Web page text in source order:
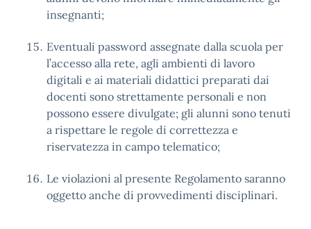
insegnanti;
Eventuali password assegnate dalla scuola per
l’accesso alla rete, agli ambienti di lavoro
digitali e ai materiali didattici preparati dai
docenti sono strettamente personali e non
possono essere divulgate; gli alunni sono tenuti
a rispettare le regole di correttezza e
riservatezza in campo telematico;
Le violazioni al presente Regolamento saranno
oggetto anche di provvedimenti disciplinari.